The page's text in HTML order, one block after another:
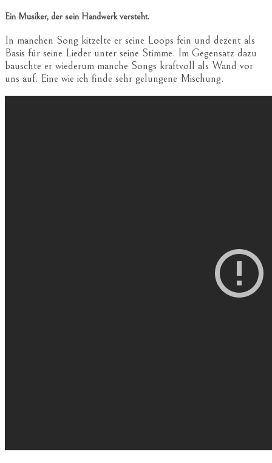
Ein Musiker, der sein Handwerk versteht.
In manchen Song kitzelte er seine Loops fein und dezent als
Basis für seine Lieder unter seine Stimme. Im Gegensatz dazu
bauschte er wiederum manche Songs kraftvoll als Wand vor
uns auf. Eine wie ich finde sehr gelungene Mischung.